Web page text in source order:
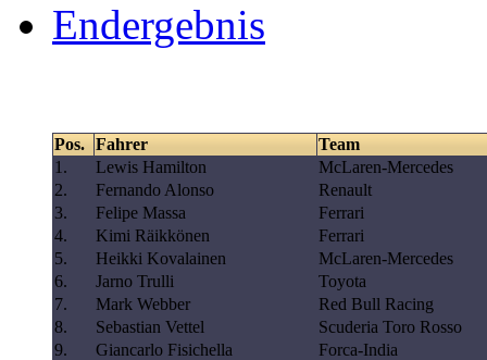
Endergebnis
Pos. Fahrer
Team
1.
Lewis Hamilton
McLaren-Mercedes
2.
Fernando Alonso
Renault
3.
Felipe Massa
Ferrari
4.
Kimi Räikkönen
Ferrari
5.
Heikki Kovalainen
McLaren-Mercedes
6.
Jarno Trulli
Toyota
7.
Mark Webber
Red Bull Racing
8.
Sebastian Vettel
Scuderia Toro Rosso
9.
Giancarlo Fisichella
Forca-India